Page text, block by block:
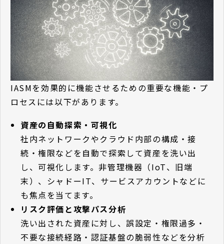
IASMを効果的に機能させるための重要な機能・プ
ロセスには以下があります。
資産の自動探索・可視化
社内ネットワークやクラウド内部の構成・接
続・権限などを自動で探索して資産を洗い出
し、可視化します。非管理機器（IoT、旧端
末）、シャドーIT、サービスアカウントなどに
も焦点を当てます。
リスク評価と攻撃パス分析
洗い出された資産に対し、誤設定・権限過多・
不要な接続経路・認証基盤の脆弱性などを分析